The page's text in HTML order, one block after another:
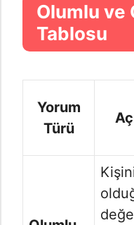
Olumlu ve
Tablosu
Yorum
Türü